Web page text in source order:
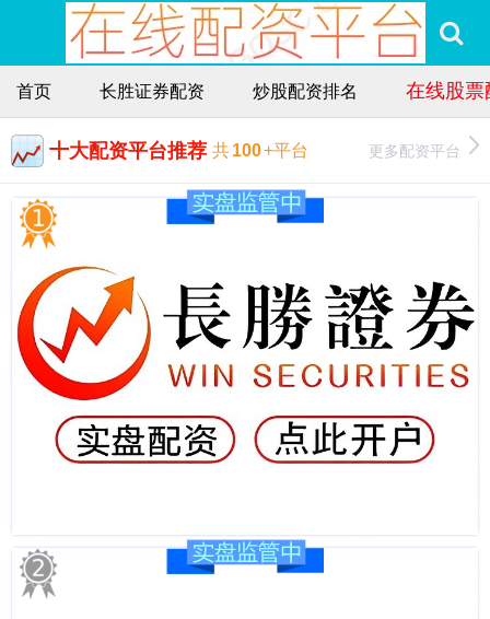
首页 长胜证券配资 炒股配资排名 在线股票
十大配资平台推荐 共100+平台 更多配资平台